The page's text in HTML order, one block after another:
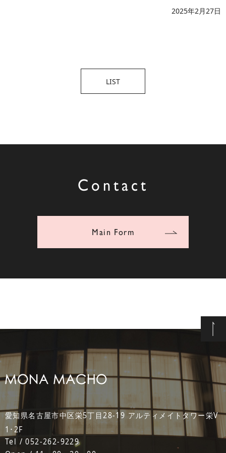
2025年2月27日
LIST
Contact
Main Form
愛知県名古屋市中区栄5丁目28-19 アルティメイトタワー栄V
1･2F
Tel / 052-262-9229